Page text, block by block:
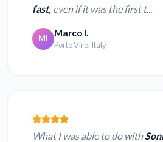
fast, even if it was the first t...
MI Marco I.
Porto Viro, Italy
What I was able to do with